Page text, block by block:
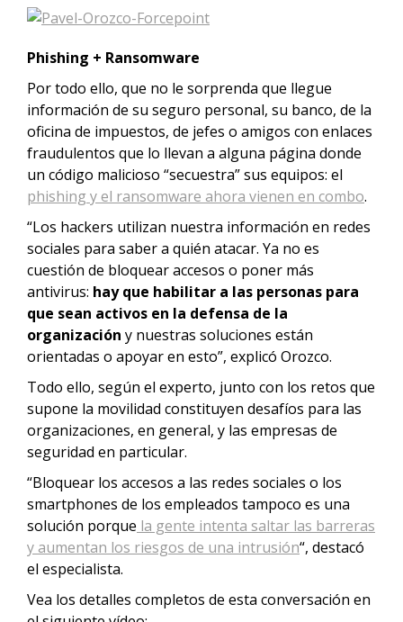
Phishing + Ransomware
Por todo ello, que no le sorprenda que llegue
información de su seguro personal, su banco, de la
oficina de impuestos, de jefes o amigos con enlaces
fraudulentos que lo llevan a alguna página donde
un código malicioso “secuestra” sus equipos: el
phishing y el ransomware ahora vienen en combo.
“Los hackers utilizan nuestra información en redes
sociales para saber a quién atacar. Ya no es
cuestión de bloquear accesos o poner más
antivirus: hay que habilitar a las personas para
que sean activos en la defensa de la
organización y nuestras soluciones están
orientadas o apoyar en esto”, explicó Orozco.
Todo ello, según el experto, junto con los retos que
supone la movilidad constituyen desafíos para las
organizaciones, en general, y las empresas de
seguridad en particular.
“Bloquear los accesos a las redes sociales o los
smartphones de los empleados tampoco es una
solución porque la gente intenta saltar las barreras
y aumentan los riesgos de una intrusión“, destacó
el especialista.
Vea los detalles completos de esta conversación en